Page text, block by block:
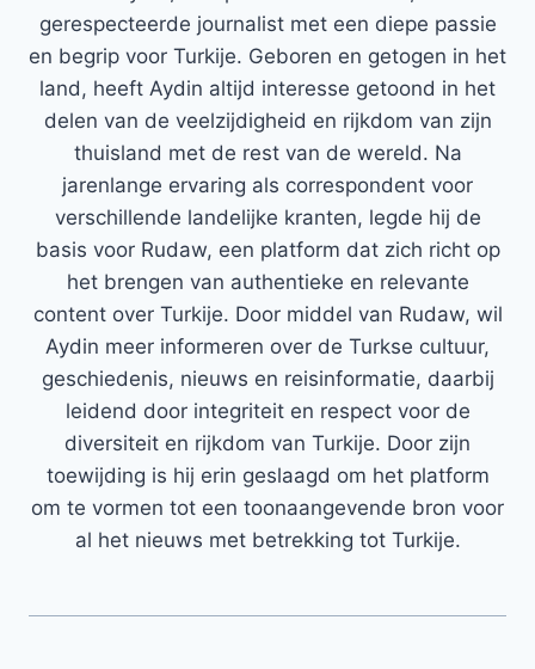
gerespecteerde journalist met een diepe passie
en begrip voor Turkije. Geboren en getogen in het
land, heeft Aydin altijd interesse getoond in het
delen van de veelzijdigheid en rijkdom van zijn
thuisland met de rest van de wereld. Na
jarenlange ervaring als correspondent voor
verschillende landelijke kranten, legde hij de
basis voor Rudaw, een platform dat zich richt op
het brengen van authentieke en relevante
content over Turkije. Door middel van Rudaw, wil
Aydin meer informeren over de Turkse cultuur,
geschiedenis, nieuws en reisinformatie, daarbij
leidend door integriteit en respect voor de
diversiteit en rijkdom van Turkije. Door zijn
toewijding is hij erin geslaagd om het platform
om te vormen tot een toonaangevende bron voor
al het nieuws met betrekking tot Turkije.